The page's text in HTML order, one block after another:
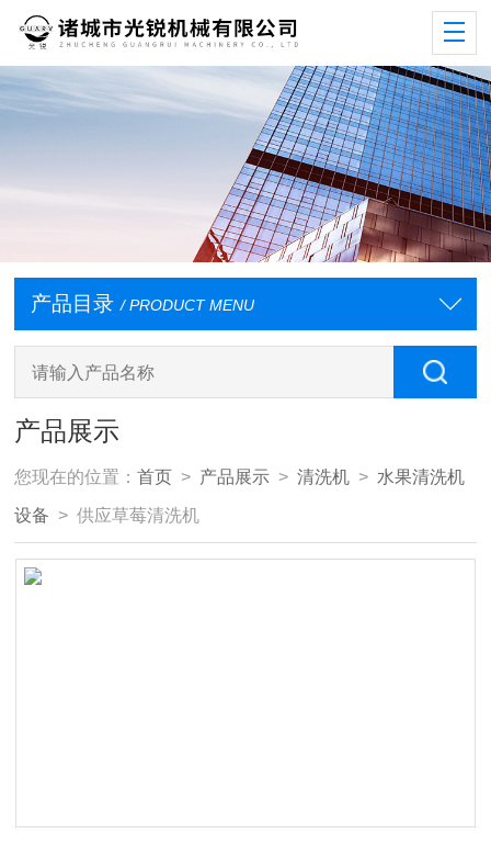
产品目录 / PRODUCT MENU
产品展示
您现在的位置：首页 > 产品展示 >清洗机 > 水果清洗机
设备 > 供应草莓清洗机